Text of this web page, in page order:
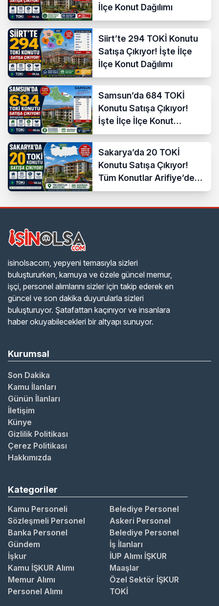
İlçe Konut Dağılımı
Siirt’te 294 TOKİ Konutu
Satışa Çıkıyor! İşte İlçe
İlçe Konut Dağılımı
Samsun’da 684 TOKİ
Konutu Satışa Çıkıyor!
İşte İlçe İlçe Konut
Dağılımı
Sakarya’da 20 TOKİ
Konutu Satışa Çıkıyor!
Tüm Konutlar Arifiye’de
Başvuruya Açılıyor
isinolsacom, yepyeni temasıyla sizleri
buluştururken, kamuya ve özele güncel memur,
işçi, personel alımlarını sizler için takip ederek en
güncel ve son dakika duyurularla sizleri
buluşturuyor. Şatafattan kaçınıyor ve insanlara
haber okuyabilecekleri bir altyapı sunuyor.
Kurumsal
Son Dakika
Kamu İlanları
Günün İlanları
İletişim
Künye
Gizlilik Politikası
Çerez Politikası
Hakkımızda
Kategoriler
Kamu Personeli
Belediye Personel
Sözleşmeli Personel
Askeri Personel
Banka Personel
Belediye Personel
Gündem
İş İlanları
İşkur
İUP Alımı İŞKUR
Kamu İŞKUR Alımı
Maaşlar
Memur Alımı
Özel Sektör İŞKUR
Personel Alımı
TOKİ